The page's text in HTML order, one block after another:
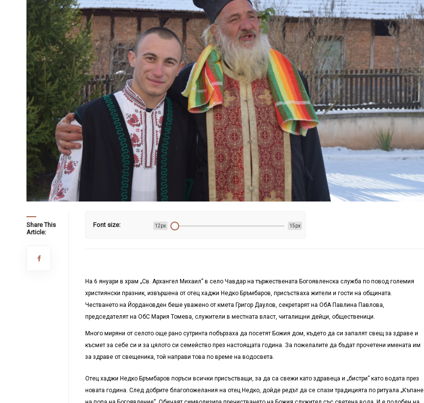
Share This
Article:
Font size: 12px 15px
На 6 януари в храм „Св. Архангел Михаил” в село Чавдар на тържествената Богоявленска служба по повод големия
християнски празник, извършена от отец хаджи Недко Бръмбаров, присъстваха жители и гости на общината.
Честването на Йордановден беше уважено от кмета Григор Даулов, секретарят на ОбА Павлина Павлова,
председателят на ОбС Мария Томева, служители в местната власт, читалищни дейци, общественици.
Много миряни от селото още рано сутринта побързаха да посетят Божия дом, където да си запалят свещ за здраве и
късмет за себе си и за цялото си семейство през настоящата година. За пожелалите да бъдат прочетени имената им
за здраве от свещеника, той направи това по време на водосвета.
Отец хаджи Недко Бръмбаров поръси всички присъстващи, за да са свежи като здравеца и „бистри” като водата през
новата година. След добрите благопожелания на отец Недко, дойде редът да се спази традицията по ритуала „Къпане